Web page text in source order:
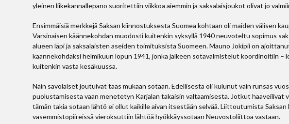
yleinen liikekannallepano suoritettiin viikkoa aiemmin ja saksalaisjoukot olivat jo
Ensimmäisiä merkkejä Saksan kiinnostuksesta Suomea kohtaan oli maiden välisen
Varsinaisen käännekohdan muodosti kuitenkin syksyllä 1940 neuvoteltu sopimus
alueen läpi ja saksalaisten aseiden toimituksista Suomeen. Mauno Jokipii on
käännekohdaksi helmikuun lopun 1941, jonka jälkeen sotavalmistelut koordinoitiin –
kuitenkin vasta kesäkuussa.
Näin savolaiset joutuivat taas mukaan sotaan. Edellisestä oli kulunut vain runsas
puolustamisesta vaan menetetyn Karjalan takaisin valtaamisesta. Jotkut haaveilivat
tämän takia sotaan lähtö ei ollut kaikille aivan itsestään selvää. Liittoutumista
vasemmistopiireissä vieroksuttiin lähtöä hyökkäyssotaan Neuvostoliittoa vastaan.